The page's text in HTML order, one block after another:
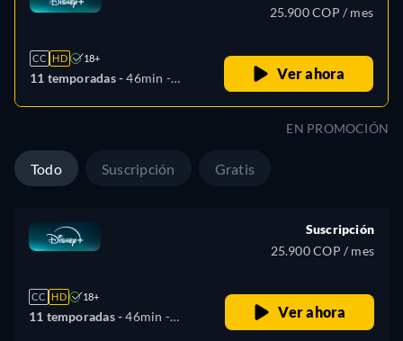
CC HD 18+
11 temporadas -46min -
Polaco, Portugués (Brasil),
Turco
25.900 COP / mes
Ver ahora
EN PROMOCIÓN
Todo Suscripción Gratis
CC HD 18+
11 temporadas -46min -
Suscripción
25.900 COP / mes
Ver ahora